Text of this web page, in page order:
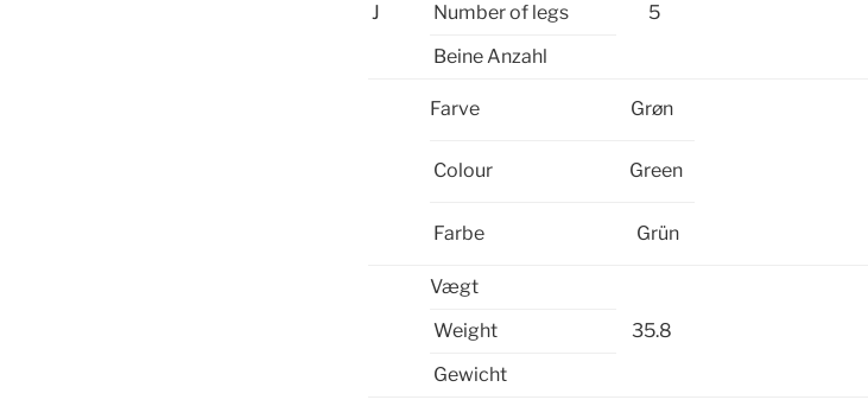
J
5
Number of legs
Beine Anzahl
Farve Grøn
Colour Green
Farbe Grün
Vægt
35.8
Weight
Gewicht